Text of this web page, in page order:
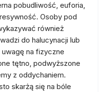
pobudliwość, euforia,
Osoby pod
również
do halucynacji lub
na fizyczne
tętno, podwyższone
z oddychaniem.
skarżą się na bóle